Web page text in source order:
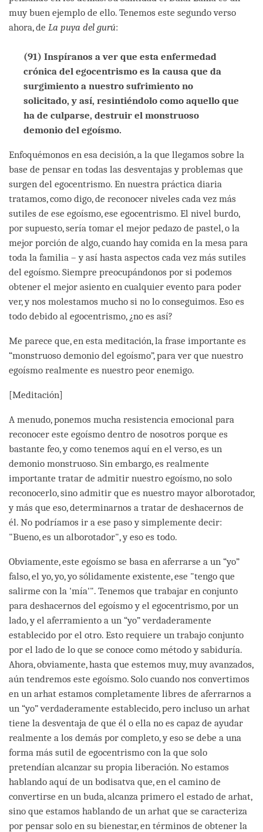
muy buen ejemplo de ello. Tenemos este segundo verso
ahora, de La puya del gurú:
(91) Inspíranos a ver que esta enfermedad
crónica del egocentrismo es la causa que da
surgimiento a nuestro sufrimiento no
solicitado, y así, resintiéndolo como aquello que
ha de culparse, destruir el monstruoso
demonio del egoísmo.
Enfoquémonos en esa decisión, a la que llegamos sobre la
base de pensar en todas las desventajas y problemas que
surgen del egocentrismo. En nuestra práctica diaria
tratamos, como digo, de reconocer niveles cada vez más
sutiles de ese egoísmo, ese egocentrismo. El nivel burdo,
por supuesto, sería tomar el mejor pedazo de pastel, o la
mejor porción de algo, cuando hay comida en la mesa para
toda la familia – y así hasta aspectos cada vez más sutiles
del egoísmo. Siempre preocupándonos por si podemos
obtener el mejor asiento en cualquier evento para poder
ver, y nos molestamos mucho si no lo conseguimos. Eso es
todo debido al egocentrismo, ¿no es así?
Me parece que, en esta meditación, la frase importante es
“monstruoso demonio del egoísmo”, para ver que nuestro
egoísmo realmente es nuestro peor enemigo.
[Meditación]
A menudo, ponemos mucha resistencia emocional para
reconocer este egoísmo dentro de nosotros porque es
bastante feo, y como tenemos aquí en el verso, es un
demonio monstruoso. Sin embargo, es realmente
importante tratar de admitir nuestro egoísmo, no solo
reconocerlo, sino admitir que es nuestro mayor alborotador,
y más que eso, determinarnos a tratar de deshacernos de
él. No podríamos ir a ese paso y simplemente decir:
"Bueno, es un alborotador", y eso es todo.
Obviamente, este egoísmo se basa en aferrarse a un “yo”
falso, el yo, yo, yo sólidamente existente, ese "tengo que
salirme con la 'mía'". Tenemos que trabajar en conjunto
para deshacernos del egoísmo y el egocentrismo, por un
lado, y el aferramiento a un “yo” verdaderamente
establecido por el otro. Esto requiere un trabajo conjunto
por el lado de lo que se conoce como método y sabiduría.
Ahora, obviamente, hasta que estemos muy, muy avanzados,
aún tendremos este egoísmo. Solo cuando nos convertimos
en un arhat estamos completamente libres de aferrarnos a
un “yo” verdaderamente establecido, pero incluso un arhat
tiene la desventaja de que él o ella no es capaz de ayudar
realmente a los demás por completo, y eso se debe a una
forma más sutil de egocentrismo con la que solo
pretendían alcanzar su propia liberación. No estamos
hablando aquí de un bodisatva que, en el camino de
convertirse en un buda, alcanza primero el estado de arhat,
sino que estamos hablando de un arhat que se caracteriza
por pensar solo en su bienestar, en términos de obtener la